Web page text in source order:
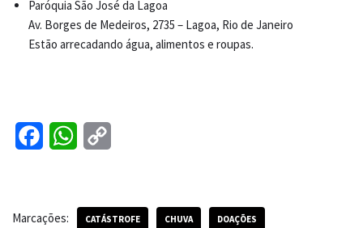
Paróquia São José da Lagoa
Av. Borges de Medeiros, 2735 – Lagoa, Rio de Janeiro
Estão arrecadando água, alimentos e roupas.
e
y
Marcações: CATÁSTROFE CHUVA DOAÇÕES